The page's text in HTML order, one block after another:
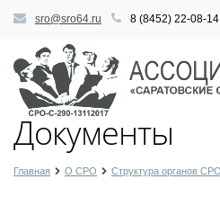
sro@sro64.ru 8 (8452) 22-08-14
Документы
Главная О СРО Структура органов СРО